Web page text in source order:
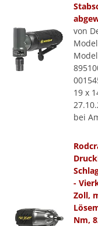
von
19 x
bei
-
Zoll,
Nm,